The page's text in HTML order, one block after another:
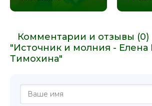
Комментарии и отзывы (0)
"Источник и молния - Елена
Тимохина"